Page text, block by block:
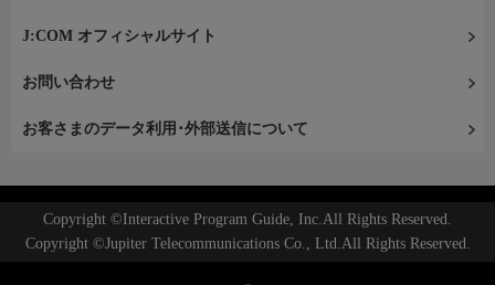
J:COM オフィシャルサイト
お問い合わせ
お客さまのデータ利用･外部送信について
Copyright ©Interactive Program Guide, Inc.All Rights Reserved.
Copyright ©Jupiter Telecommunications Co., Ltd.All Rights Reserved.